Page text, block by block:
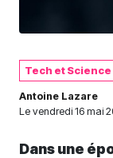
Tech et Science
Antoine Lazare
Le vendredi 16 mai
Dans une